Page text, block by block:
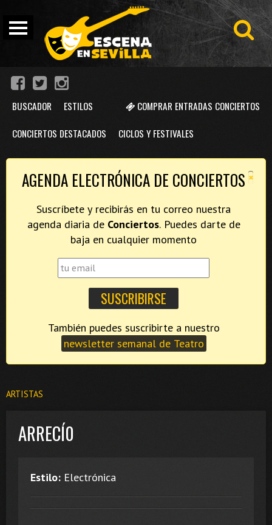
COMPRAR ENTRADAS CONCIERTOS
BUSCADOR ESTILOS
CONCIERTOS DESTACADOS CICLOS Y FESTIVALES
×
AGENDA ELECTRÓNICA DE CONCIERTOS
Suscríbete y recibirás en tu correo nuestra
agenda diaria de Conciertos. Puedes darte de
baja en cualquier momento
newsletter semanal de Teatro
ARTISTAS
ARRECÍ0
Estilo: Electrónica